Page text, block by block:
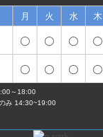
月 火 水 木
◯ ◯ ◯ ◯
◯ ◯ ◯ ◯
～18:00
み 14:30~19:00